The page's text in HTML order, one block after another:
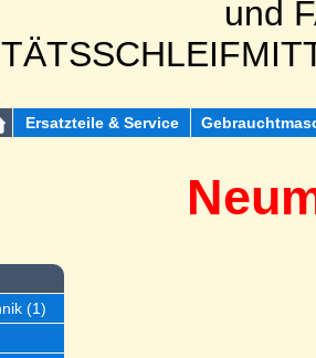
und
Ersatzteile & Service
(1)